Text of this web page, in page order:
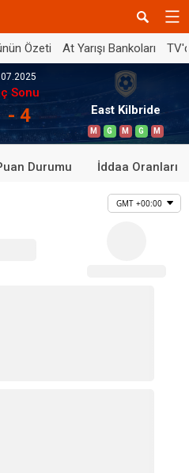
Özeti At Yarışı Bankoları
Sonu
- 4 East Kilbride
M G M G M
Durumu İddaa Oranları
GMT +00:00